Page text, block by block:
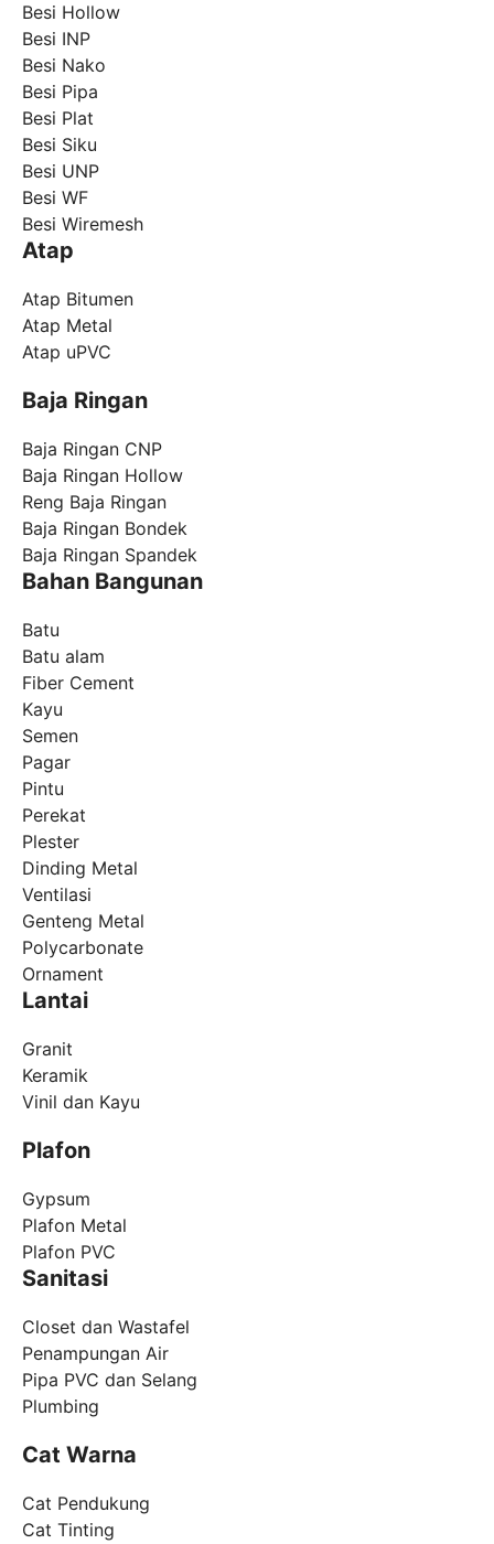
Besi Hollow
Besi INP
Besi Nako
Besi Pipa
Besi Plat
Besi Siku
Besi UNP
Besi WF
Besi Wiremesh
Atap
Atap Bitumen
Atap Metal
Atap uPVC
Baja Ringan
Baja Ringan CNP
Baja Ringan Hollow
Reng Baja Ringan
Baja Ringan Bondek
Baja Ringan Spandek
Bahan Bangunan
Batu
Batu alam
Fiber Cement
Kayu
Semen
Pagar
Pintu
Perekat
Plester
Dinding Metal
Ventilasi
Genteng Metal
Polycarbonate
Ornament
Lantai
Granit
Keramik
Vinil dan Kayu
Plafon
Gypsum
Plafon Metal
Plafon PVC
Sanitasi
Closet dan Wastafel
Penampungan Air
Pipa PVC dan Selang
Plumbing
Cat Warna
Cat Pendukung
Cat Tinting